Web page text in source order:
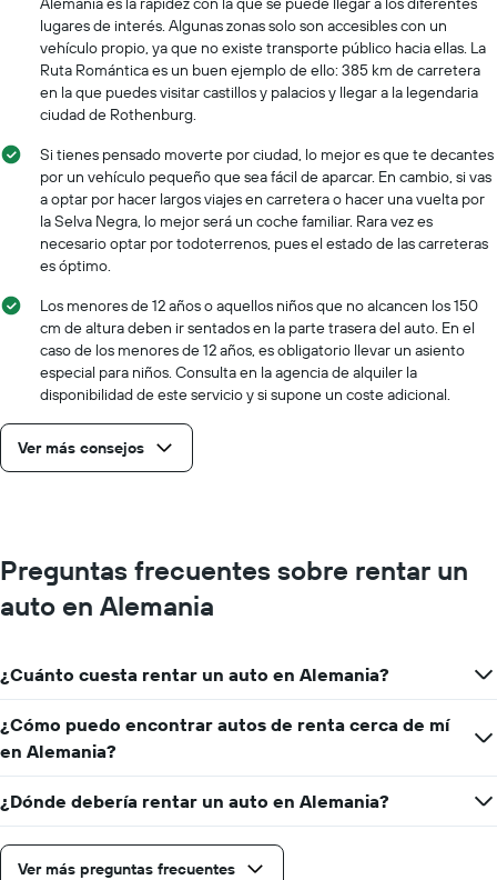
lugares de interés. Algunas zonas solo son accesibles con un
vehículo propio, ya que no existe transporte público hacia ellas. La
Ruta Romántica es un buen ejemplo de ello: 385 km de carretera
en la que puedes visitar castillos y palacios y llegar a la legendaria
ciudad de Rothenburg.
Si tienes pensado moverte por ciudad, lo mejor es que te decantes
por un vehículo pequeño que sea fácil de aparcar. En cambio, si vas
a optar por hacer largos viajes en carretera o hacer una vuelta por
la Selva Negra, lo mejor será un coche familiar. Rara vez es
necesario optar por todoterrenos, pues el estado de las carreteras
es óptimo.
Los menores de 12 años o aquellos niños que no alcancen los 150
cm de altura deben ir sentados en la parte trasera del auto. En el
caso de los menores de 12 años, es obligatorio llevar un asiento
especial para niños. Consulta en la agencia de alquiler la
disponibilidad de este servicio y si supone un coste adicional.
Ver más consejos
Preguntas frecuentes sobre rentar un
auto en Alemania
¿Cuánto cuesta rentar un auto en Alemania?
¿Cómo puedo encontrar autos de renta cerca de mí
en Alemania?
¿Dónde debería rentar un auto en Alemania?
Ver más preguntas frecuentes